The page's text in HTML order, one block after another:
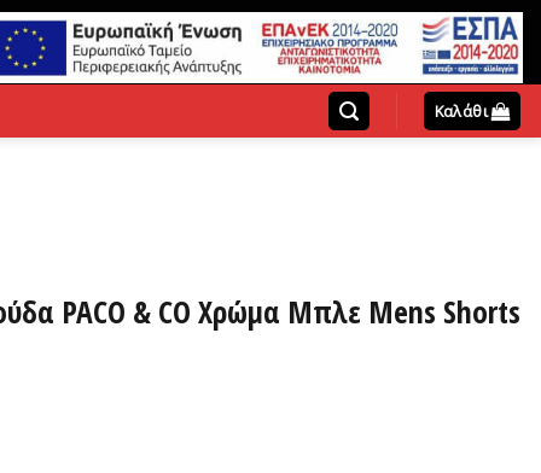
Καλάθι
PACO & CO Χρώμα Μπλε Mens Shorts